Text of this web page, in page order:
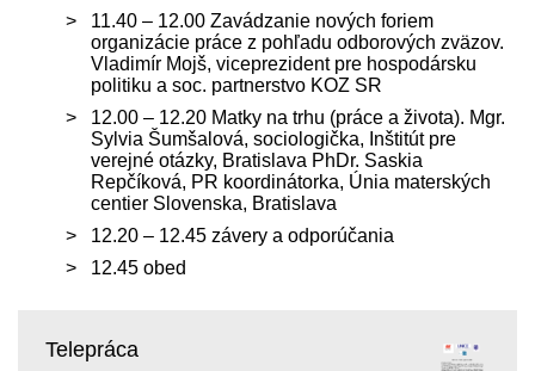
11.40 – 12.00 Zavádzanie nových foriem
organizácie práce z pohľadu odborových zväzov.
Vladimír Mojš, viceprezident pre hospodársku
politiku a soc. partnerstvo KOZ SR
12.00 – 12.20 Matky na trhu (práce a života). Mgr.
Sylvia Šumšalová, sociologička, Inštitút pre
verejné otázky, Bratislava PhDr. Saskia
Repčíková, PR koordinátorka, Únia materských
centier Slovenska, Bratislava
12.20 – 12.45 závery a odporúčania
12.45 obed
Telepráca